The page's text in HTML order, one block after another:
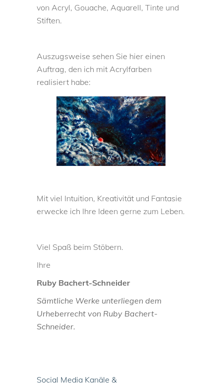
von Acryl, Gouache, Aquarell, Tinte und
Stiften.
Auszugsweise sehen Sie hier einen
Auftrag, den ich mit Acrylfarben
realisiert habe:
Mit viel Intuition, Kreativität und Fantasie
erwecke ich Ihre Ideen gerne zum Leben.
Viel Spaß beim Stöbern.
Ihre
Ruby Bachert-Schneider
Sämtliche Werke unterliegen dem
Urheberrecht von Ruby Bachert-
Schneider.
Social Media Kanäle &